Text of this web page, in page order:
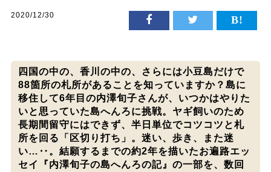
2020/12/30
四国の中の、香川の中の、さらには小豆島だけで
88箇所の札所があることを知っていますか？島に
移住して6年目の内澤旬子さんが、いつかはやりた
いと思っていた島へんろに挑戦。ヤギ飼いのため
長期間留守にはできず、半日単位でコツコツと札
所を回る「区切り打ち」。迷い、歩き、また迷
い…‥。結願するまでの約2年を描いたお遍路エッ
セイ『内澤旬子の島へんろの記』の一部を、数回